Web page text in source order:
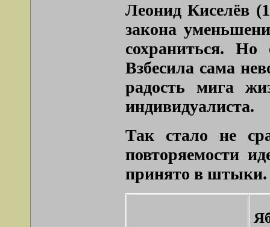
Леонид Киселёв
закона
сохраниться. Но
Взбесила сама
радость мига
индивидуалиста.
Так стало не
повторяемости
принято в штыки.